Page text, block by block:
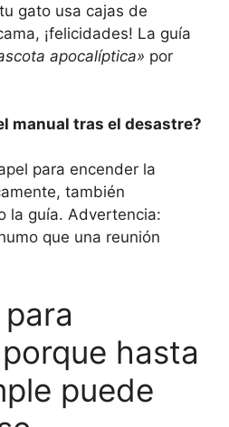
gato usa cajas de
¡felicidades! La guía
apocalíptica» por
manual tras el desastre?
para encender la
también
la guía. Advertencia:
que una reunión
hasta
puede